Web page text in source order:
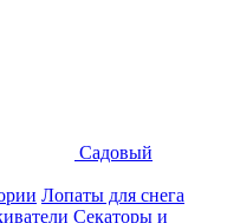
Садовый
Лопаты для снега
Секаторы и